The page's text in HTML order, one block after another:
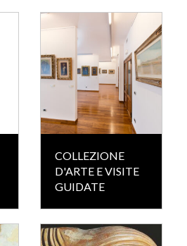
COLLEZIONE
D'ARTE E VISITE
GUIDATE